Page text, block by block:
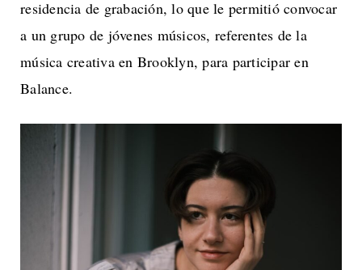
residencia de grabación, lo que le permitió convocar
a un grupo de jóvenes músicos, referentes de la
música creativa en Brooklyn, para participar en
Balance.